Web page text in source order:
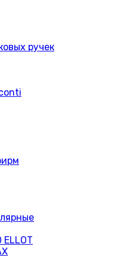
ручек